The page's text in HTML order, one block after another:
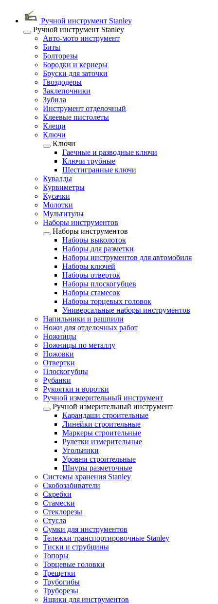
Ручной инструмент Stanley
Ручной инструмент Stanley
Авто-мото инструмент
Биты
Болторезы
Бородки и кернеры
Бруски для заточки
Гвоздодеры
Заклепочники
Зубила
Инструмент отделочный
Клеевые пистолеты
Клещи
Ключи
Ключи
Гаечные и разводные ключи
Ключи трубные
Шестигранные ключи
Кувалды
Курвиметры
Кусачки
Молотки
Мультитулы
Наборы инструментов
Наборы инструментов
Наборы выколоток
Наборы для разметки
Наборы инструментов для автомобиля
Наборы ключей
Наборы отверток
Наборы плоскогубцев
Наборы стамесок
Наборы торцевых головок
Универсальные наборы инструментов
Напильники и рашпили
Ножи для отделочных работ
Ножницы
Ножницы по металлу
Ножовки
Отвертки
Плоскогубцы
Рубанки
Рукоятки и воротки
Ручной измерительный инструмент
Ручной измерительный инструмент
Карандаши строительные
Линейки строительные
Маркеры строительные
Рулетки измерительные
Угольники
Уровни строительные
Шнуры разметочные
Системы хранения Stanley
Скобозабиватели
Скребки
Стамески
Стеклорезы
Стусла
Сумки для инструментов
Тележки транспортировочные Stanley
Тиски и струбцины
Топоры
Торцевые головки
Трещетки
Трубогибы
Труборезы
Ящики для инструментов